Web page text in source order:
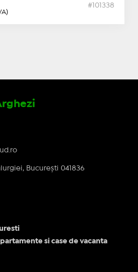
#101338
București 041836
si case de vacanta